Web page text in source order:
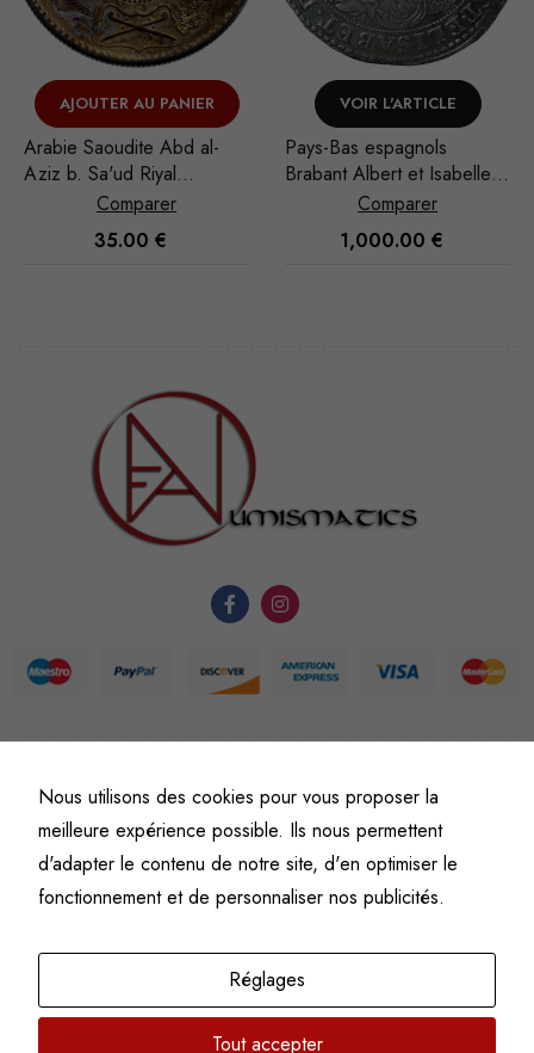
VOIR L'ARTICLE
Pays-Bas espagnols
Brabant Albert et Isabelle
Ducaton 1619 Anvers
Comparer
1,000.00
VOIR L'ARTICLE
Italie Royaume de
Sardaigne Charles Albert 5
Lire 1839 Turin
Comparer
50.00€
©Fine art numismatics– Tous droits réservés.
Politique de confidentialité
Conditions générales de vente et d’utilisation
Mentions légales
Nous utilisons des cookies pour vous proposer la
meilleure expérience possible. Ils nous permettent
d'adapter le contenu de notre site, d'en optimiser le
fonctionnement et de personnaliser nos publicités.
Réglages
Tout accepter
fonctionnement
Statistiques
Afin que
puissions
fonctionnalité
et la
structure du
site Web, en
fonction de
en est fait.